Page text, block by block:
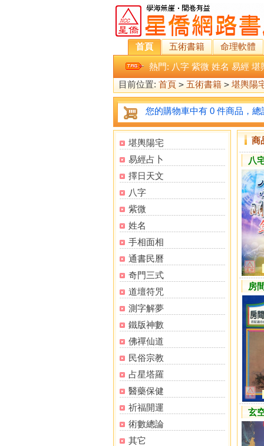
首頁 五術書籍
命理軟體
熱門: 八字 紫微 姓名 易經 堪
目前位置: 首頁 > 五術書籍 > 堪輿陽
您的購物車中有 0 件商品，
堪輿陽宅
易經占卜
擇日天文
八字
紫微
姓名
手相面相
通書民曆
奇門三式
道壇符咒
測字解夢
鐵版神數
佛禪仙道
民俗宗教
占星塔羅
醫藥保健
祈福開運
術數總論
其它
商
八
房
玄